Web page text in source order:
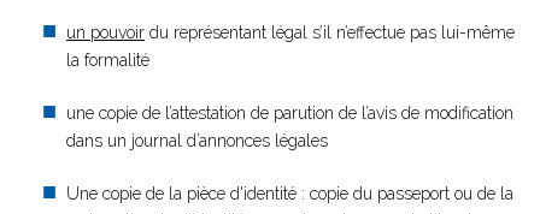
un pouvoir du représentant légal s’il n’effectue pas lui-même
la formalité
une copie de l’attestation de parution de l’avis de modification
dans un journal d’annonces légales
Une copie de la pièce d'identité : copie du passeport ou de la